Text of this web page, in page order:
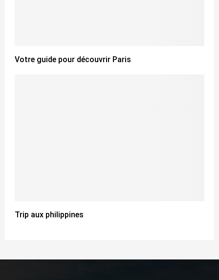
Votre guide pour découvrir Paris
Trip aux philippines